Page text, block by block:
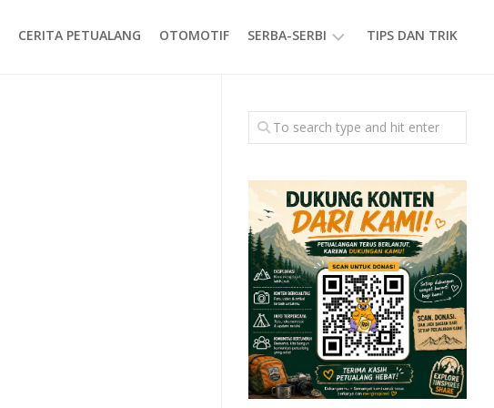
CERITA PETUALANG OTOMOTIF SERBA-SERBI
GAYA
HIDUP
TIPS DAN TRIK